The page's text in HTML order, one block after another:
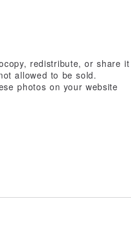
redistribute, or share it
allowed to be sold.
photos on your website